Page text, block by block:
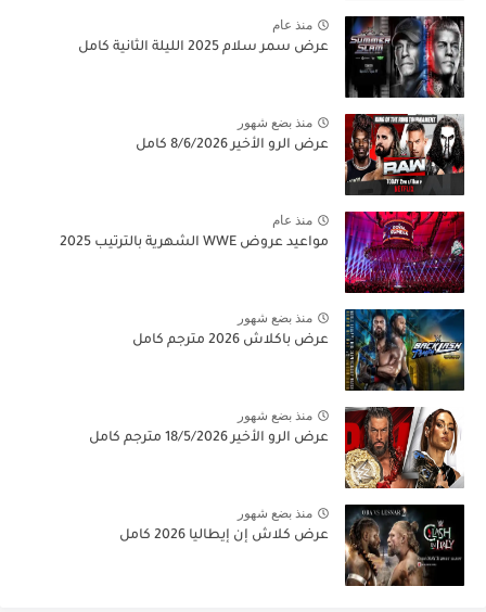
منذ عام
عرض سمر سلام 2025 الليلة الثانية كامل
منذ بضع شهور
عرض الرو الأخير 8/6/2026 كامل
منذ عام
مواعيد عروض WWE الشهرية بالترتيب 2025
منذ بضع شهور
عرض باكلاش 2026 مترجم كامل
منذ بضع شهور
عرض الرو الأخير 18/5/2026 مترجم كامل
منذ بضع شهور
عرض كلاش إن إيطاليا 2026 كامل